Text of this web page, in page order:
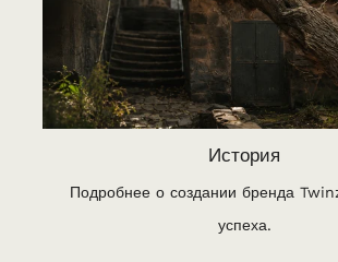
История
Подробнее о создании бренда
успеха.